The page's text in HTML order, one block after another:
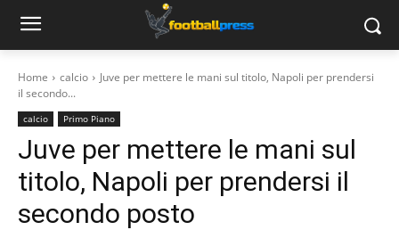
Home calcio
Juve per mettere le mani sul titolo, Napoli per prendersi
il secondo...
calcio Primo Piano
Juve per mettere le mani sul
titolo, Napoli per prendersi il
secondo posto